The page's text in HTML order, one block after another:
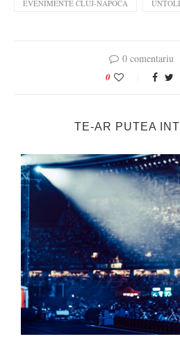
EVENIMENTE CLUJ-NAPOCA
0 comentariu
0
TE-AR PUTEA